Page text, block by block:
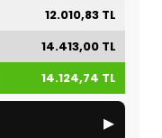
12.010,83 TL
14.413,00 TL
14.124,74 TL
▸